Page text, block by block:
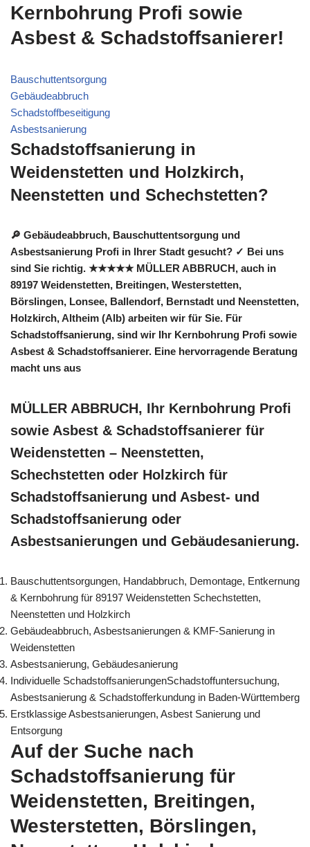
Kernbohrung Profi sowie
Asbest & Schadstoffsanierer!
Bauschuttentsorgung
Gebäudeabbruch
Schadstoffbeseitigung
Asbestsanierung
Schadstoffsanierung in
Weidenstetten und Holzkirch,
Neenstetten und Schechstetten?
🔎 Gebäudeabbruch, Bauschuttentsorgung und
Asbestsanierung Profi in Ihrer Stadt gesucht? ✓ Bei uns
sind Sie richtig. ★★★★★ MÜLLER ABBRUCH, auch in
89197 Weidenstetten, Breitingen, Westerstetten,
Börslingen, Lonsee, Ballendorf, Bernstadt und Neenstetten,
Holzkirch, Altheim (Alb) arbeiten wir für Sie. Für
Schadstoffsanierung, sind wir Ihr Kernbohrung Profi sowie
Asbest & Schadstoffsanierer. Eine hervorragende Beratung
macht uns aus
MÜLLER ABBRUCH, Ihr Kernbohrung Profi
sowie Asbest & Schadstoffsanierer für
Weidenstetten – Neenstetten,
Schechstetten oder Holzkirch für
Schadstoffsanierung und Asbest- und
Schadstoffsanierung oder
Asbestsanierungen und Gebäudesanierung.
Bauschuttentsorgungen, Handabbruch, Demontage, Entkernung
& Kernbohrung für 89197 Weidenstetten Schechstetten,
Neenstetten und Holzkirch
Gebäudeabbruch, Asbestsanierungen & KMF-Sanierung in
Weidenstetten
Asbestsanierung, Gebäudesanierung
Individuelle SchadstoffsanierungenSchadstoffuntersuchung,
Asbestsanierung & Schadstofferkundung in Baden-Württemberg
Erstklassige Asbestsanierungen, Asbest Sanierung und
Entsorgung
Auf der Suche nach
Schadstoffsanierung für
Weidenstetten, Breitingen,
Westerstetten, Börslingen,